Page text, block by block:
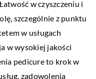
w czyszczeniu i
szczególnie z punktu
w usługach
w wysokiej jakości
pedicure to krok w
zadowolenia